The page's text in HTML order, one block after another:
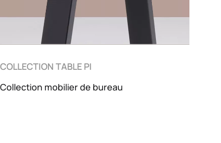
COLLECTION TABLE PI
Collection mobilier de bureau